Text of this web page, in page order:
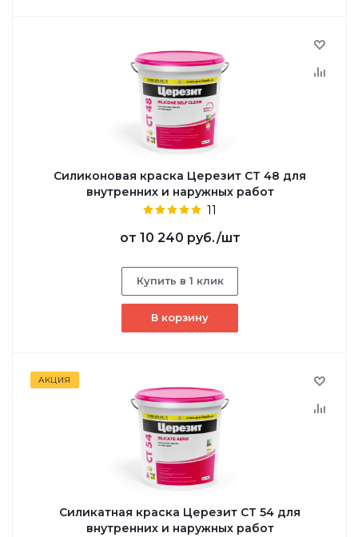
Силиконовая краска Церезит CT 48 для
внутренних и наружных работ
11
от 10 240 руб./шт
Купить в 1 клик
В корзину
АКЦИЯ
Силикатная краска Церезит CT 54 для
внутренних и наружных работ